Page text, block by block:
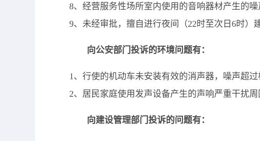
8、经营服务性场所室内使用的音响器材产生的
9、未经审批，擅自进行夜间（22时至次日 6时）
向公安部门投诉的环境问题有：
1、行使的机动车未安装有效的消声器，噪声超过
2、居民家庭使用发声设备产生的声响严重干扰周
向建设管理部门投诉的问题有：